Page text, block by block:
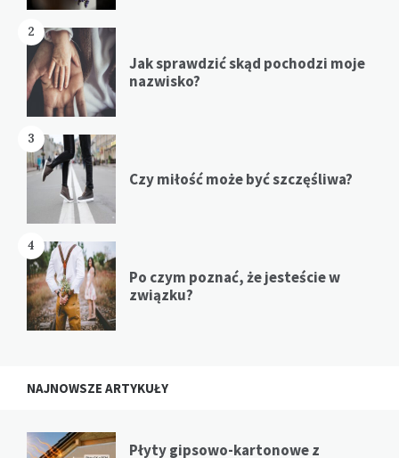
2
Jak sprawdzić skąd pochodzi moje
nazwisko?
3
Czy miłość może być szczęśliwa?
4
Po czym poznać, że jesteście w
związku?
NAJNOWSZE ARTYKUŁY
Płyty gipsowo-kartonowe z